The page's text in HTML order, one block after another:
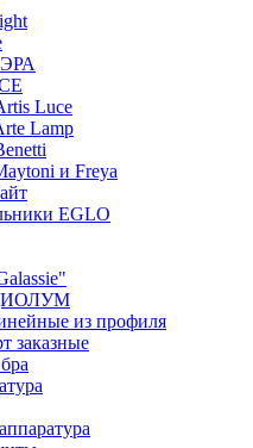
Luce
Lamp
и Freya
EGLO
из профиля
заказные